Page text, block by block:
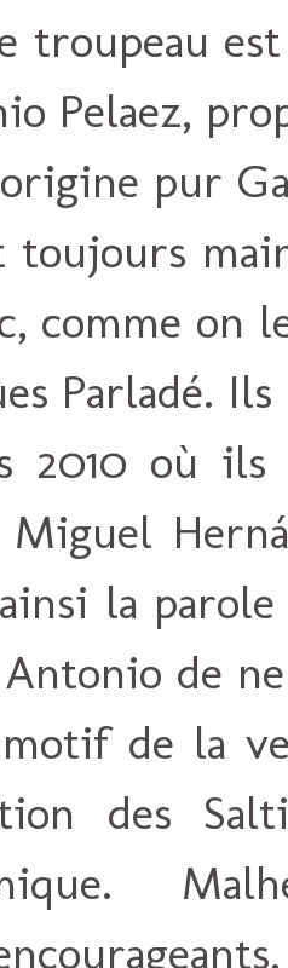
troupeau
Pelaez,
pur
toujours
comme on
Parladé.
2010 où
Miguel
la
de
de la
des